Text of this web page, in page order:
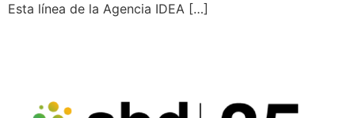
Esta línea de la Agencia IDEA […]